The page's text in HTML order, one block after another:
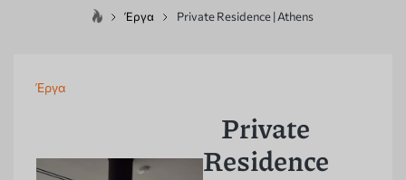
Έργα Private Residence | Athens
Έργα
Private
Residence